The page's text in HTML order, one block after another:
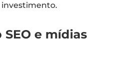
e mídias